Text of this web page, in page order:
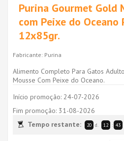
Purina Gourmet Gold
com Peixe do Oceano
12x85gr.
Fabricante: Purina
Alimento Completo Para Gatos
Mousse Com Peixe do Oceano.
Início promoção: 24-07-2026
Fim promoção: 31-08-2026
Tempo restante:
20 d. 12 : 43